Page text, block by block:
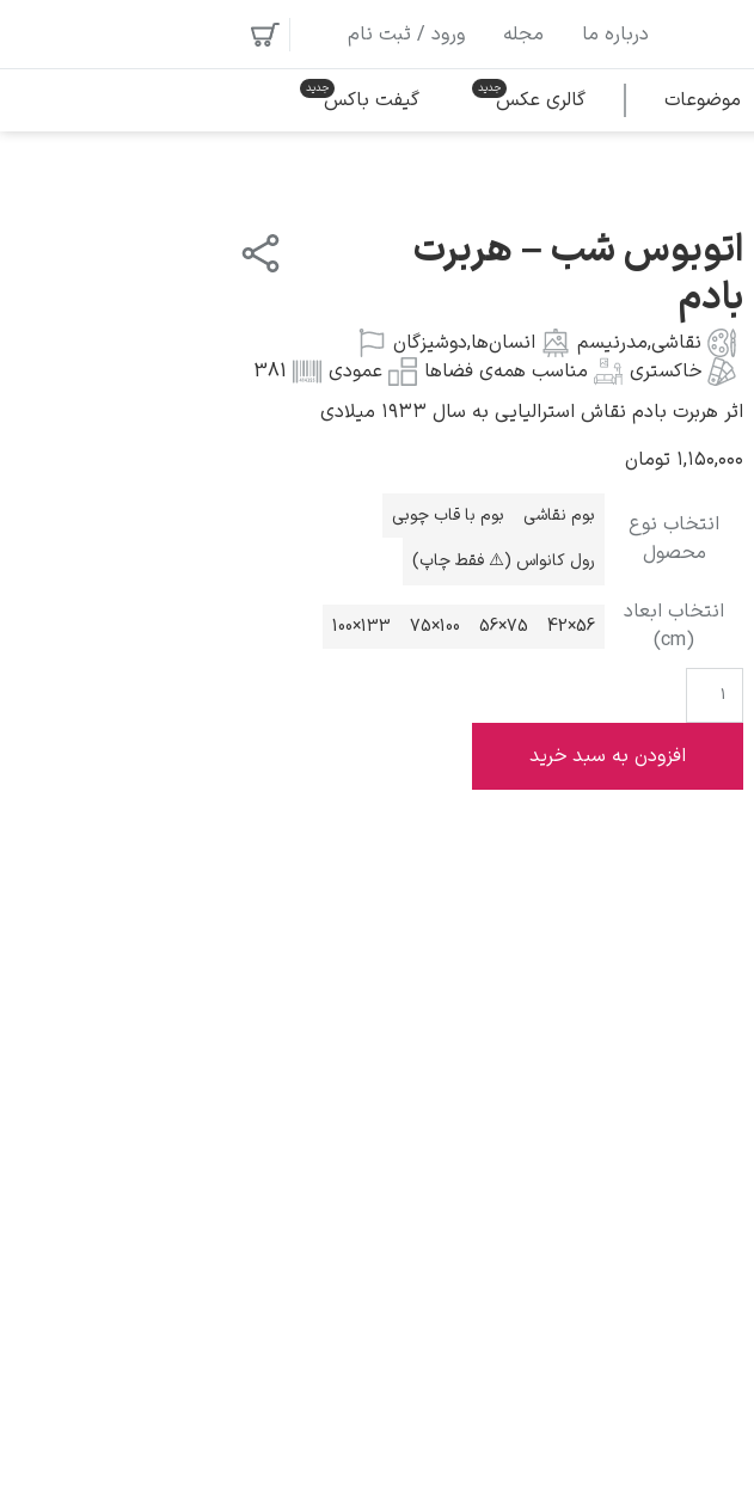
درباره ما مجله ورود / ثبت نام
موضوعات گالری عکس گیفت باکس
اتوبوس شب – هربرت
بادم
نقاشی,مدرنیسم انسان‌ها,دوشیزگان
خاکستری
مناسب همه‌ی فضاها عمودی
381
اثر هربرت بادم نقاش استرالیایی به سال ۱۹۳۳ میلادی
۱,۱۵۰,۰۰۰ تومان
انتخاب نوع
محصول
بوم نقاشی
بوم با قاب چوبی
رول کانواس (⚠️ فقط چاپ)
انتخاب ابعاد
(cm)
56×42
75×56
100×75
133×100
افزودن به سبد خرید